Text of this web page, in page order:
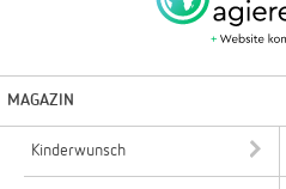
MAGAZIN
Kinderwunsch